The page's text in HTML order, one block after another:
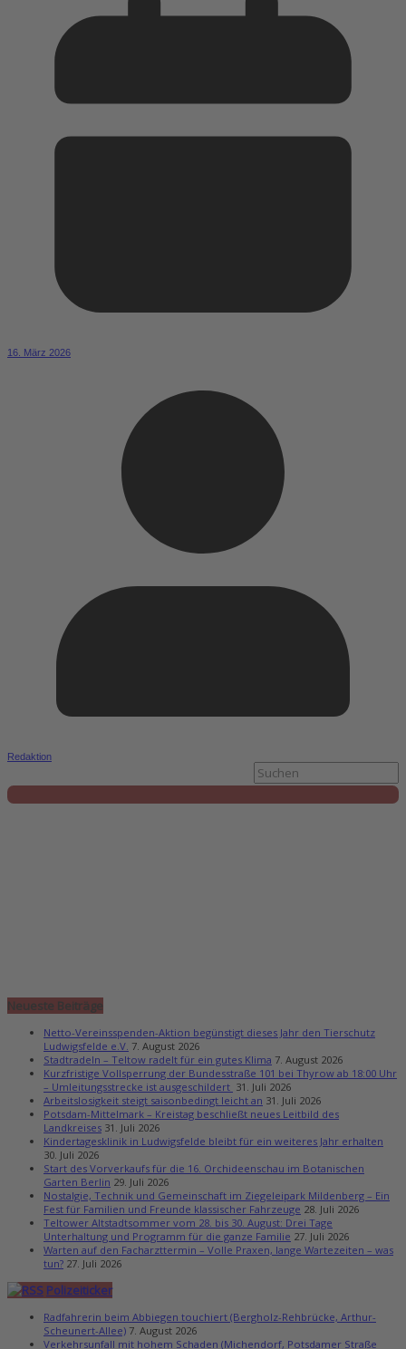
16. März 2026
Redaktion
Neueste Beiträge
Netto-Vereinsspenden-Aktion begünstigt dieses Jahr den Tierschutz
Ludwigsfelde e.V. 7. August 2026
Stadtradeln – Teltow radelt für ein gutes Klima 7. August 2026
Kurzfristige Vollsperrung der Bundesstraße 101 bei Thyrow ab 18:00 Uhr
– Umleitungsstrecke ist ausgeschildert 31. Juli 2026
Arbeitslosigkeit steigt saisonbedingt leicht an 31. Juli 2026
Potsdam-Mittelmark – Kreistag beschließt neues Leitbild des
Landkreises 31. Juli 2026
Kindertagesklinik in Ludwigsfelde bleibt für ein weiteres Jahr erhalten
30. Juli 2026
Start des Vorverkaufs für die 16. Orchideenschau im Botanischen
Garten Berlin 29. Juli 2026
Nostalgie, Technik und Gemeinschaft im Ziegeleipark Mildenberg – Ein
Fest für Familien und Freunde klassischer Fahrzeuge 28. Juli 2026
Teltower Altstadtsommer vom 28. bis 30. August: Drei Tage
Unterhaltung und Programm für die ganze Familie 27. Juli 2026
Warten auf den Facharzttermin – Volle Praxen, lange Wartezeiten – was
tun? 27. Juli 2026
Polizeiticker
Radfahrerin beim Abbiegen touchiert (Bergholz-Rehbrücke, Arthur-
Scheunert-Allee) 7. August 2026
Verkehrsunfall mit hohem Schaden (Michendorf, Potsdamer Straße